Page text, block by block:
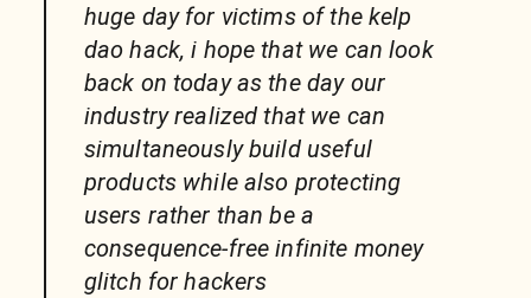
huge day for victims of the kelp
dao hack, i hope that we can look
back on today as the day our
industry realized that we can
simultaneously build useful
products while also protecting
users rather than be a
consequence-free infinite money
glitch for hackers